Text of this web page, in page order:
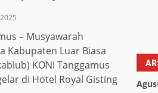
– Musyawarah
Kabupaten Luar Biasa
KONI Tanggamus
di Hotel Royal Gisting